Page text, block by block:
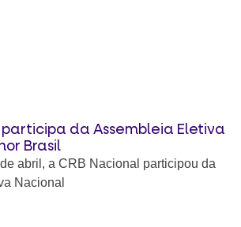
participa da Assembleia Eletiva
Brasil
abril, a CRB Nacional participou da
Nacional